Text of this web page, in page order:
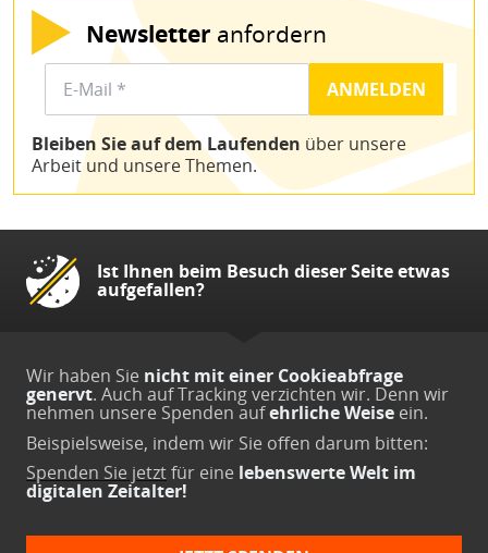
Newsletter anfordern
Bleiben Sie auf dem Laufenden über unsere
Arbeit und unsere Themen.
Ist Ihnen beim Besuch dieser Seite etwas
aufgefallen?
Wir haben Sie nicht mit einer Cookieabfrage
genervt. Auch auf Tracking verzichten wir. Denn wir
nehmen unsere Spenden aufehrliche Weise ein.
Beispielsweise, indem wir Sie offen darum bitten:
Spenden Sie jetztfür eine lebenswerte Welt im
digitalen Zeitalter!